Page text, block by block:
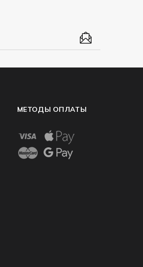
МЕТОДЫ ОПЛАТЫ